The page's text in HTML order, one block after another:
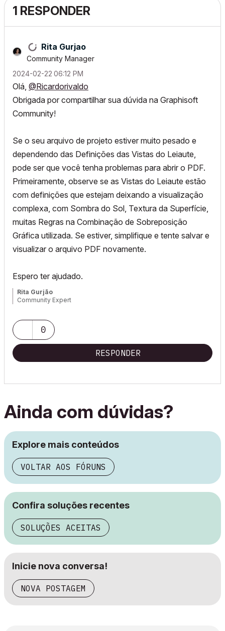
1 RESPONDER
Rita Gurjao
Community Manager
‎2024-02-22 06:12 PM
Olá, @Ricardorivaldo
Obrigada por compartilhar sua dúvida na Graphisoft
Community!
Se o seu arquivo de projeto estiver muito pesado e
dependendo das Definições das Vistas do Leiaute,
pode ser que você tenha problemas para abrir o PDF.
Primeiramente, observe se as Vistas do Leiaute estão
com definições que estejam deixando a visualização
complexa, com Sombra do Sol, Textura da Superfície,
muitas Regras na Combinação de Sobreposição
Gráfica utilizada. Se estiver, simplifique e tente salvar e
visualizar o arquivo PDF novamente.
Espero ter ajudado.
Rita Gurjão
Community Expert
0
RESPONDER
Ainda com dúvidas?
Explore mais conteúdos
VOLTAR AOS FÓRUNS
Confira soluções recentes
SOLUÇÕES ACEITAS
Inicie nova conversa!
NOVA POSTAGEM